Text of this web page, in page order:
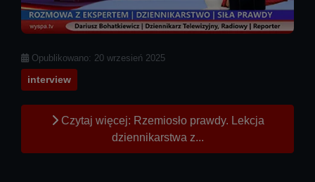
Szczegóły
Opublikowano: 20 wrzesień 2025
interview
Czytaj więcej: Rzemiosło prawdy. Lekcja
dziennikarstwa z...